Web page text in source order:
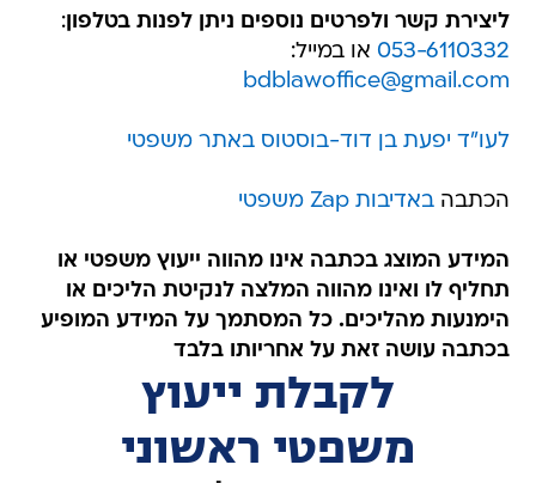
ליצירת קשר ולפרטים נוספים ניתן לפנות בטלפון:
053-6110332 או במייל:
bdblawoffice@gmail.com
לעו"ד יפעת בן דוד-בוסטוס באתר משפטי
הכתבהבאדיבות Zap משפטי
המידע המוצג בכתבה אינו מהווה ייעוץ משפטי או
תחליף לו ואינו מהווה המלצה לנקיטת הליכים או
הימנעות מהליכים. כל המסתמך על המידע המופיע
בכתבה עושה זאת על אחריותו בלבד